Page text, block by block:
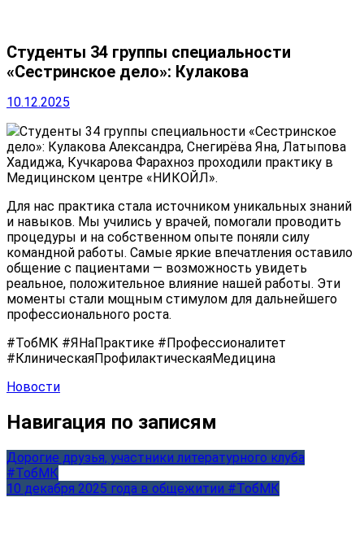
Студенты 34 группы специальности
«Сестринское дело»: Кулакова
10.12.2025
Студенты 34 группы специальности «Сестринское
дело»: Кулакова Александра, Снегирёва Яна, Латыпова
Хадиджа, Кучкарова Фарахноз проходили практику в
Медицинском центре «НИКОЙЛ».
Для нас практика стала источником уникальных знаний
и навыков. Мы учились у врачей, помогали проводить
процедуры и на собственном опыте поняли силу
командной работы. Самые яркие впечатления оставило
общение с пациентами — возможность увидеть
реальное, положительное влияние нашей работы. Эти
моменты стали мощным стимулом для дальнейшего
профессионального роста.
#ТобМК #ЯНаПрактике #Профессионалитет
#КлиническаяПрофилактическаяМедицина
Новости
Навигация по записям
Дорогие друзья, участники литературного клуба
#ТобМК
10 декабря 2025 года в общежитии #ТобМК